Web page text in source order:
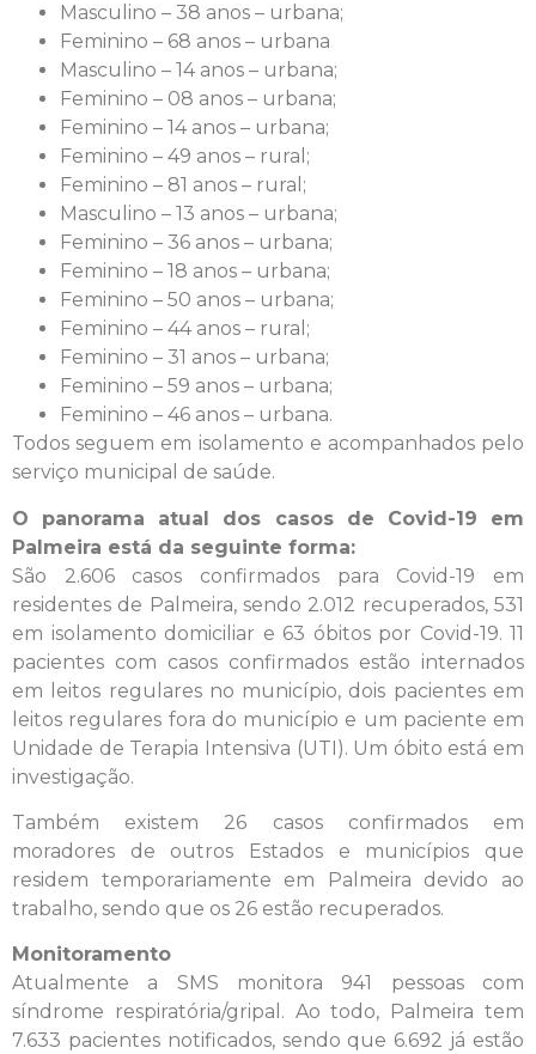
Masculino – 38 anos – urbana;
Feminino – 68 anos – urbana
Masculino – 14 anos – urbana;
Feminino – 08 anos – urbana;
Feminino – 14 anos – urbana;
Feminino – 49 anos – rural;
Feminino – 81 anos – rural;
Masculino – 13 anos – urbana;
Feminino – 36 anos – urbana;
Feminino – 18 anos – urbana;
Feminino – 50 anos – urbana;
Feminino – 44 anos – rural;
Feminino – 31 anos – urbana;
Feminino – 59 anos – urbana;
Feminino – 46 anos – urbana.
Todos seguem em isolamento e acompanhados pelo
serviço municipal de saúde.
O panorama atual dos casos de Covid-19 em
Palmeira está da seguinte forma:
São 2.606 casos confirmados para Covid-19 em
residentes de Palmeira, sendo 2.012 recuperados, 531
em isolamento domiciliar e 63 óbitos por Covid-19. 11
pacientes com casos confirmados estão internados
em leitos regulares no município, dois pacientes em
leitos regulares fora do município e um paciente em
Unidade de Terapia Intensiva (UTI). Um óbito está em
investigação.
Também existem 26 casos confirmados em
moradores de outros Estados e municípios que
residem temporariamente em Palmeira devido ao
trabalho, sendo que os 26 estão recuperados.
Monitoramento
Atualmente a SMS monitora 941 pessoas com
síndrome respiratória/gripal. Ao todo, Palmeira tem
7.633 pacientes notificados, sendo que 6.692 já estão